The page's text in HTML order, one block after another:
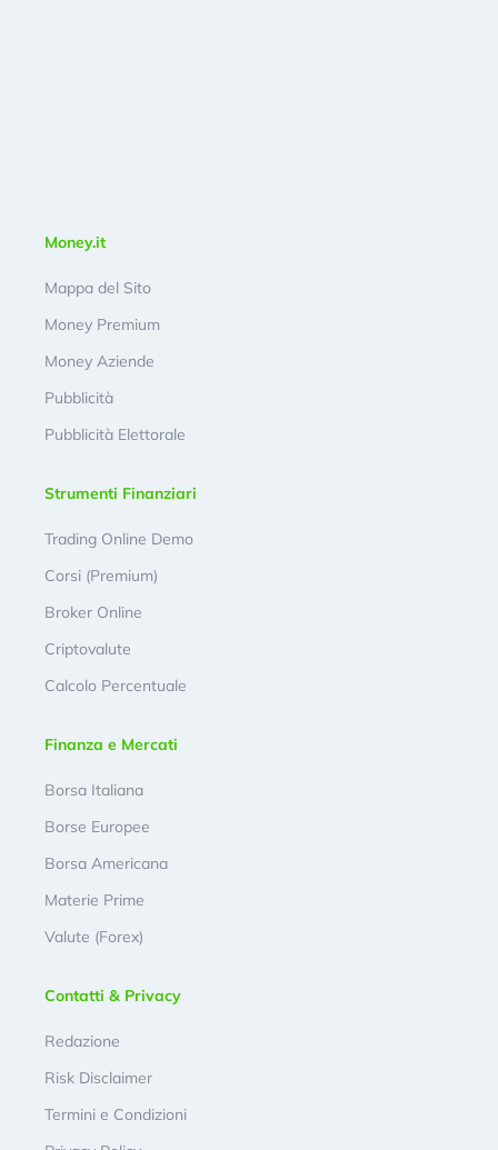
Money.it
Mappa del Sito
Money Premium
Money Aziende
Pubblicità
Pubblicità Elettorale
Strumenti Finanziari
Trading Online Demo
Corsi (Premium)
Broker Online
Criptovalute
Calcolo Percentuale
Finanza e Mercati
Borsa Italiana
Borse Europee
Borsa Americana
Materie Prime
Valute (Forex)
Contatti & Privacy
Redazione
Risk Disclaimer
Termini e Condizioni